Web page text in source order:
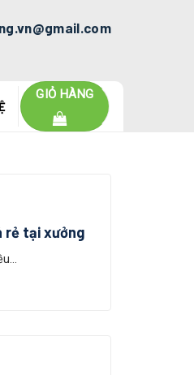
GIỎ HÀNG
rẻ tại xưởng